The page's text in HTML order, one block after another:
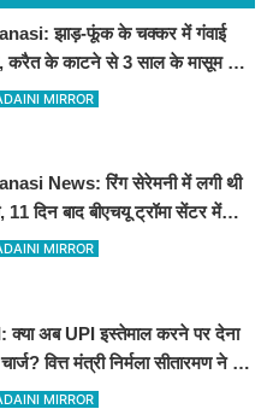
झाड़-फूंक के चक्कर में गंवाई
करैत के काटने से 3 साल के मासूम की
MIRROR
News: रिंग सेरेमनी में लगी थी
11 दिन बाद बीएचयू ट्रॉमा सेंटर में
मौतMIRROR
क्या अब UPI इस्तेमाल करने पर देना
चार्ज? वित्त मंत्री निर्मला सीतारमण ने दी
MIRROR